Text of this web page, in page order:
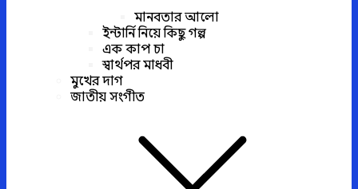
মানবতার আলো
ইন্টার্নি নিয়ে কিছু গল্প
এক কাপ চা
স্বার্থপর মাধবী
মুখের দাগ
জাতীয় সংগীত